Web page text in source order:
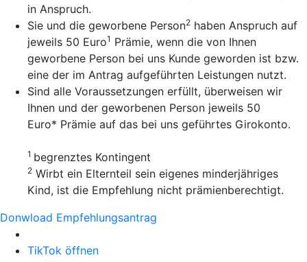
in Anspruch.
Sie und die geworbene Person2 haben Anspruch auf
jeweils 50 Euro1 Prämie, wenn die von Ihnen
geworbene Person bei uns Kunde geworden ist bzw.
eine der im Antrag aufgeführten Leistungen nutzt.
Sind alle Voraussetzungen erfüllt, überweisen wir
Ihnen und der geworbenen Person jeweils 50
Euro* Prämie auf das bei uns geführtes Girokonto.
1 begrenztes Kontingent
2 Wirbt ein Elternteil sein eigenes minderjähriges
Kind, ist die Empfehlung nicht prämienberechtigt.
Donwload Empfehlungsantrag
TikTok öffnen